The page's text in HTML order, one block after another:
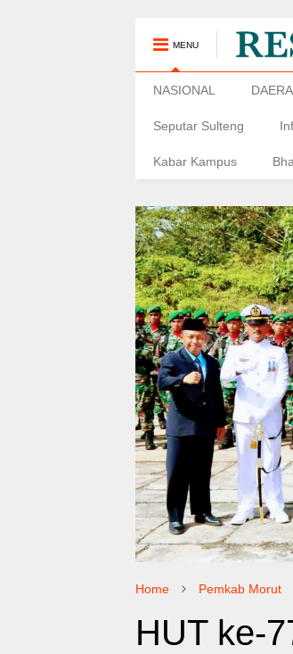
MENU
NASIONAL
Seputar Sulteng
Kabar Kampus
Home Pemkab Morut
HUT ke-